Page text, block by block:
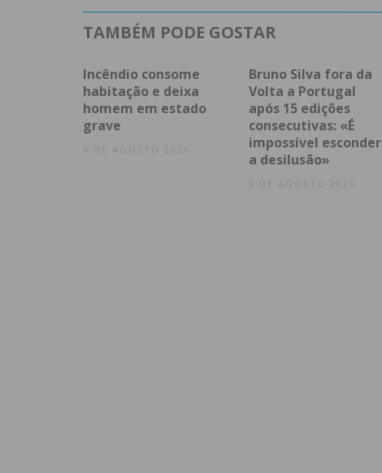
TAMBÉM PODE GOSTAR
Incêndio consome
habitação e deixa
homem em estado
grave
6 DE AGOSTO 2026
Bruno Silva fora da
Volta a Portugal
após 15 edições
consecutivas: «É
impossível esconder
a desilusão»
6 DE AGOSTO 2026